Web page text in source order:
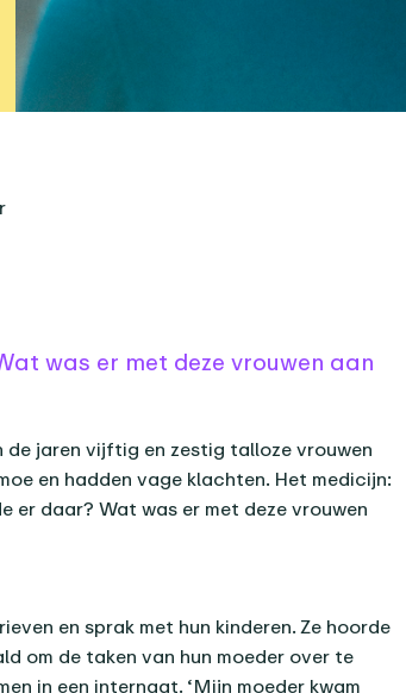
was er met deze vrouwen aan
de jaren vijftig en zestig talloze vrouwen
en hadden vage klachten. Het medicijn:
er daar? Wat was er met deze vrouwen
en sprak met hun kinderen. Ze hoorde
om de taken van hun moeder over te
in een internaat. ‘Mijn moeder kwam